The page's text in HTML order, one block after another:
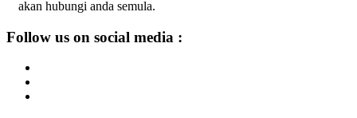
akan hubungi anda semula.
Follow us on social media :